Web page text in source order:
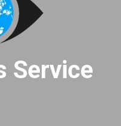
Service